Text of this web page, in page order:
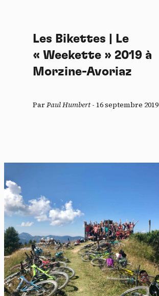
Les Bikettes | Le
« Weekette » 2019 à
Morzine-Avoriaz
ParPaul Humbert- 16 septembre 2019